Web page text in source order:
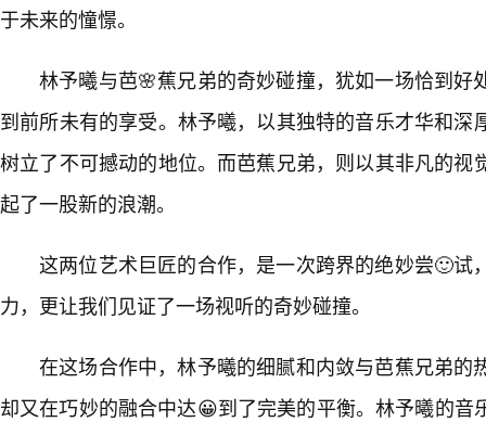
于未来的憧憬。
林予曦与芭🌸蕉兄弟的奇妙碰撞，犹如一场恰到好
到前所未有的享受。林予曦，以其独特的音乐才华和深
树立了不可撼动的地位。而芭蕉兄弟，则以其非凡的视
起了一股新的浪潮。
这两位艺术巨匠的合作，是一次跨界的绝妙尝🙂试
力，更让我们见证了一场视听的奇妙碰撞。
在这场合作中，林予曦的细腻和内敛与芭蕉兄弟的
却又在巧妙的融合中达😀到了完美的平衡。林予曦的音